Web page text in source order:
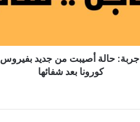
جربة: حالة أصيبت من جديد بفيروس
كورونا بعد شفائها